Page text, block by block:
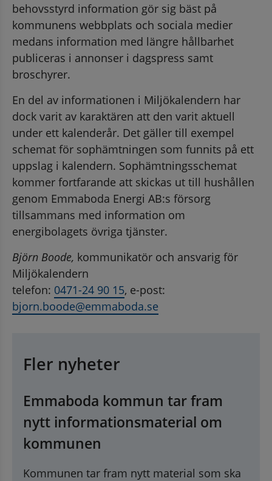
behovsstyrd information gör sig bäst på
kommunens webbplats och sociala medier
medans information med längre hållbarhet
publiceras i annonser i dagspress samt
broschyrer.
En del av informationen i Miljökalendern har
dock varit av karaktären att den varit aktuell
under ett kalenderår. Det gäller till exempel
schemat för sophämtningen som funnits på ett
uppslag i kalendern. Sophämtningsschemat
kommer fortfarande att skickas ut till hushållen
genom Emmaboda Energi AB:s försorg
tillsammans med information om
energibolagets övriga tjänster.
Björn Boode, kommunikatör och ansvarig för
Miljökalendern
telefon: 0471-24 90 15
bjorn.boode@emmaboda.se
Fler nyheter
Emmaboda kommun tar fram
nytt informationsmaterial om
kommunen
Kommunen tar fram nytt material som ska